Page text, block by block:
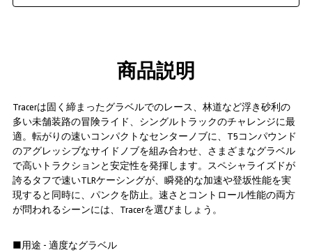
商品説明
Tracerは固く締まったグラベルでのレース、林道など浮き砂利の
多い未舗装路の冒険ライド、シングルトラックのチャレンジに最
適。転がりの速いコンパクトなセンターノブに、T5コンパウンド
のアグレッシブなサイドノブを組み合わせ、さまざまなグラベル
で高いトラクションと安定性を発揮します。スペシャライズドが
誇るタフで速いTLRケーシングが、瞬発的な加速や登坂性能を実
現すると同時に、パンクを防止。速さとコントロール性能の両方
が問われるシーンには、Tracerを選びましょう。
■用途 - 適度なグラベル